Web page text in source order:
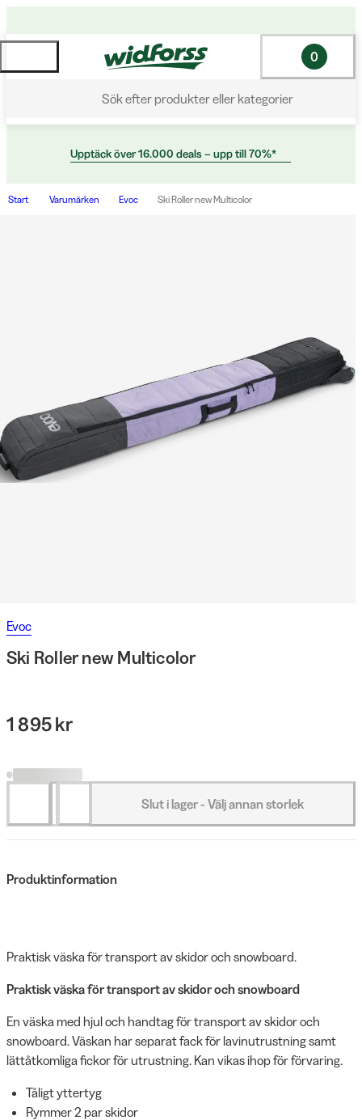
Sök efter produkter eller kategorier
0
Upptäck över 16.000 deals – upp till 70%*
Start Varumärken Evoc Ski Roller new Multicolor
Evoc
Ski Roller new Multicolor
1 895 kr
Slut i lager - Välj annan storlek
Produktinformation
Praktisk väska för transport av skidor och snowboard.
Praktisk väska för transport av skidor och snowboard
En väska med hjul och handtag för transport av skidor och
snowboard. Väskan har separat fack för lavinutrustning samt
lättåtkomliga fickor för utrustning. Kan vikas ihop för förvaring.
Tåligt yttertyg
Rymmer 2 par skidor